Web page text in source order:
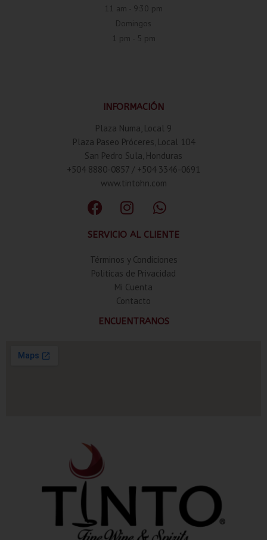
11 am - 9:30 pm
Domingos
1 pm - 5 pm
INFORMACIÓN
Plaza Numa, Local 9
Plaza Paseo Próceres, Local 104
San Pedro Sula, Honduras
+504 8880-0857 / +504 3346-0691
www.tintohn.com
SERVICIO AL CLIENTE
Términos y Condiciones
Politicas de Privacidad
Mi Cuenta
Contacto
ENCUENTRANOS